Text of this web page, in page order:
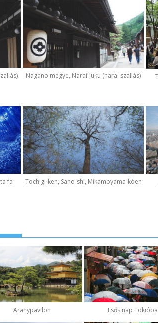
Nagano megye, Narai-juku (narai szállás)
fa Tochigi-ken, Sano-shi, Mikamoyama-kóen
Aranypavilon Esős nap